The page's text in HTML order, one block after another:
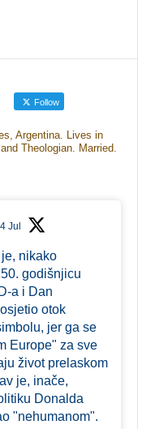
Follow
Argentina. Lives in
Theologian. Married.
4 Jul
nikako
godišnjicu
a i Dan
otok
jer ga se
Europe" za sve
život prelaskom
je, inače,
Donalda
"nehumanom".